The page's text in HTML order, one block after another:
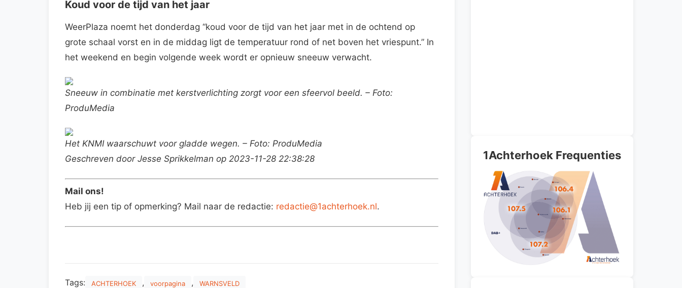
Koud voor de tijd van het jaar
WeerPlaza noemt het donderdag “koud voor de tijd van het jaar met in de ochtend op
grote schaal vorst en in de middag ligt de temperatuur rond of net boven het vriespunt.” In
het weekend en begin volgende week wordt er opnieuw sneeuw verwacht.
Sneeuw in combinatie met kerstverlichting zorgt voor een sfeervol beeld. – Foto:
ProduMedia
Het KNMI waarschuwt voor gladde wegen. – Foto: ProduMedia
Geschreven door Jesse Sprikkelman op 2023-11-28 22:38:28
Mail ons!
Heb jij een tip of opmerking? Mail naar de redactie: redactie@1achterhoek.nl.
Tags: ACHTERHOEK , voorpagina , WARNSVELD
1Achterhoek Frequenties